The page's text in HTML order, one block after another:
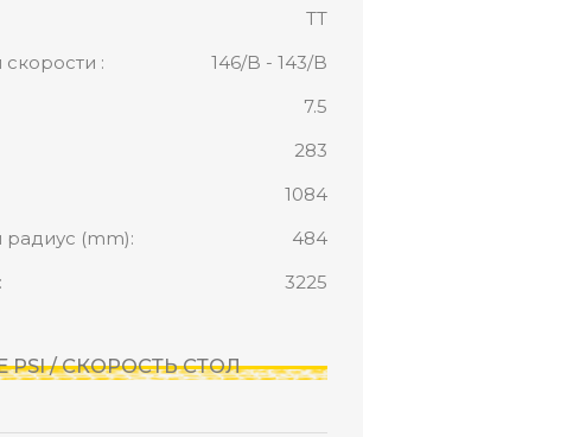
TT
:
146/B - 143/B
7.5
283
1084
радиус (mm):
484
3225
PSI / СКОРОСТЬ СТОЛ